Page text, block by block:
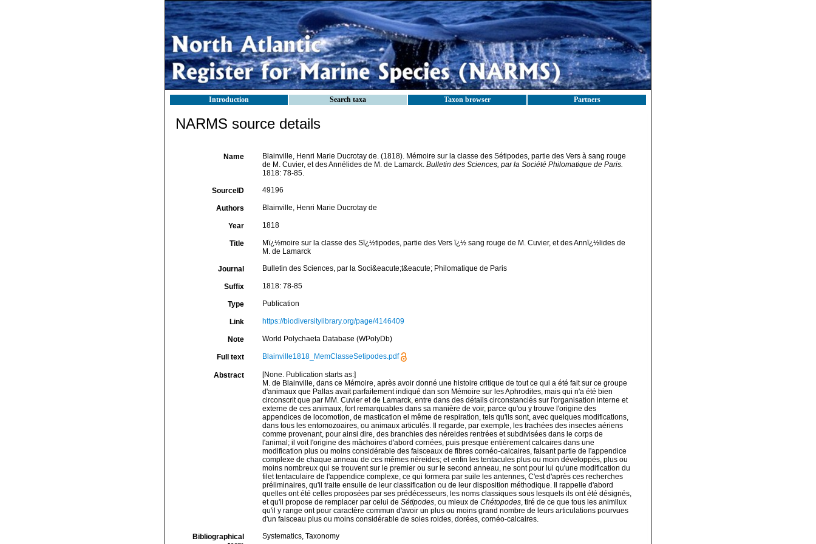
Introduction Search taxa Taxon browser Partners
NARMS source details
Name
Blainville, Henri Marie Ducrotay de. (1818). Mémoire sur la classe des Sétipodes, partie des Vers à sang rouge
de M. Cuvier, et des Annélides de M. de Lamarck. Bulletin des Sciences, par la Société Philomatique de Paris.
1818: 78-85.
SourceID 49196
Authors Blainville, Henri Marie Ducrotay de
Year 1818
Title
Mï¿½moire sur la classe des Sï¿½tipodes, partie des Vers ï¿½ sang rouge de M. Cuvier, et des Annï¿½lides de
M. de Lamarck
Journal Bulletin des Sciences, par la Soci&eacute;t&eacute; Philomatique de Paris
Suffix 1818: 78-85
Type Publication
Link https://biodiversitylibrary.org/page/4146409
Note World Polychaeta Database (WPolyDb)
Full text Blainville1818_MemClasseSetipodes.pdf
Abstract
[None. Publication starts as:]
M. de Blainville, dans ce Mémoire, après avoir donné une histoire critique de tout ce qui a été fait sur ce groupe
d'animaux que Pallas avait parfaitement indiqué dan son Mémoire sur les Aphrodites, mais qui n'a été bien
circonscrit que par MM. Cuvier et de Lamarck, entre dans des détails circonstanciés sur l'organisation interne et
externe de ces animaux, fort remarquables dans sa manière de voir, parce qu'ou y trouve l'origine des
appendices de locomotion, de mastication el même de respiration, tels qu'ils sont, avec quelques modifications,
dans tous les entomozoaires, ou animaux articulés. Il regarde, par exempIe, les trachées des insectes aériens
comme provenant, pour ainsi dire, des branchies des néreides rentrées et subdivisées dans le corps de
l'animal; il voit l'origine des mâchoires d'abord cornées, puis presque entièrement calcaires dans une
modification plus ou moins considérable des faisceaux de fibres cornéo-calcaires, faisant partie de l'appendice
complexe de chaque anneau de ces mêmes néreides; et enfin les tentacules plus ou moin développés, plus ou
moins nombreux qui se trouvent sur le premier ou sur le second anneau, ne sont pour lui qu'une modification du
filet tentaculaire de l'appendice complexe, ce qui formera par suile les antennes, C'est d'après ces recherches
préliminaires, qu'il traite ensuile de leur classification ou de leur disposition méthodique. Il rappelle d'abord
quelles ont été celles proposées par ses prédécesseurs, les noms classiques sous lesquels ils ont été désignés,
et qu'il propose de remplacer par celui de Sétipodes, ou mieux de Chétopodes, tiré de ce que tous les animllux
qu'il y range ont pour caractère commun d'avoir un plus ou moins grand nombre de leurs articulations pourvues
d'un faisceau plus ou moins considérable de soies roides, dorées, cornéo-calcaires.
Bibliographical
Systematics, Taxonomy